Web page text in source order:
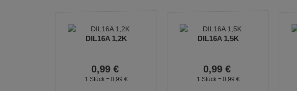
DIL16A 1,2K
0,99 €
1 Stück = 0, 99 €
DIL16A 1,5K
0,99 €
1 Stück = 0, 99 €